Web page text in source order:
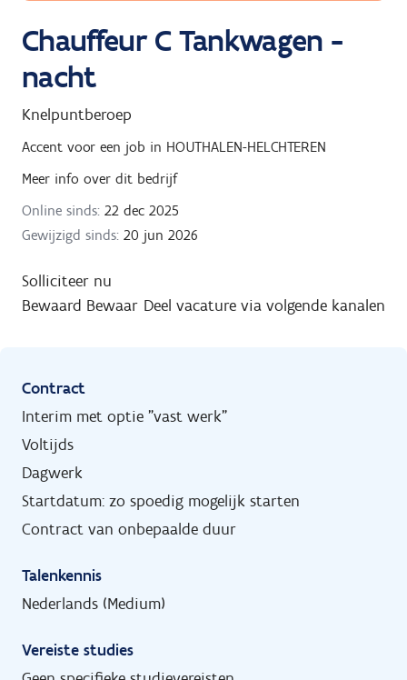
r
Chauffeur C Tankwagen -
nacht
Knelpuntberoep
Accent voor een job in HOUTHALEN-HELCHTEREN
Meer info over dit bedrijf
Online sinds: 22 dec 2025
Gewijzigd sinds: 20 jun 2026
Solliciteer nu
Bewaard Bewaar Deel vacature via volgende kanalen
Contract
Interim met optie "vast werk"
Voltijds
Dagwerk
Startdatum: zo spoedig mogelijk starten
Contract van onbepaalde duur
Talenkennis
Nederlands (Medium)
Vereiste studies